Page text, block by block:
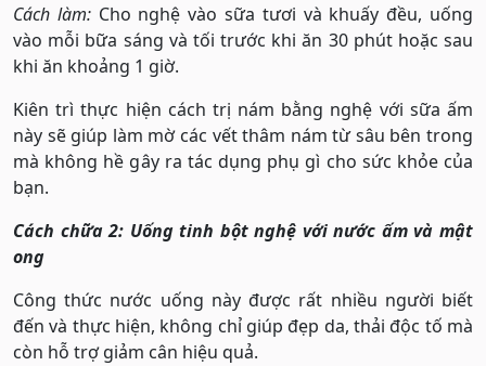
Cách làm:Cho nghệ vào sữa tươi và khuấy đều, uống
vào mỗi bữa sáng và tối trước khi ăn 30 phút hoặc sau
khi ăn khoảng 1 giờ.
Kiên trì thực hiện cách trị nám bằng nghệ với sữa ấm
này sẽ giúp làm mờ các vết thâm nám từ sâu bên trong
mà không hề gây ra tác dụng phụ gì cho sức khỏe của
bạn.
Cách chữa 2: Uống tinh bột nghệ với nước ấm và mật
ong
Công thức nước uống này được rất nhiều người biết
đến và thực hiện, không chỉ giúp đẹp da, thải độc tố mà
còn hỗ trợ giảm cân hiệu quả.